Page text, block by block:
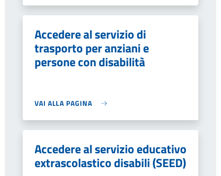
Accedere al servizio di
trasporto per anziani e
persone con disabilità
VAI ALLA PAGINA
Accedere al servizio educativo
extrascolastico disabili (SEED)